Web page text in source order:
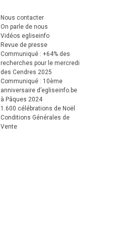
Nous contacter
On parle de nous
Vidéos egliseinfo
Revue de presse
Communiqué : +64% des
recherches pour le mercredi
des Cendres 2025
Communiqué : 10ème
anniversaire d’egliseinfo.be
à Pâques 2024
1.600 célébrations de Noël
Conditions Générales de
Vente